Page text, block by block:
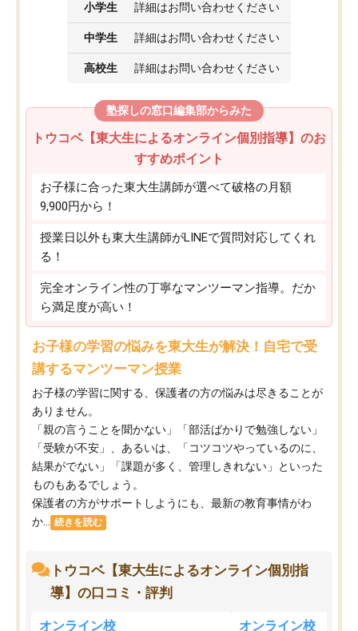
小学生 詳細はお問い合わせください
中学生 詳細はお問い合わせください
高校生 詳細はお問い合わせください
塾探しの窓口編集部からみた
トウコベ【東大生によるオンライン個別指導】のお
すすめポイント
お子様に合った東大生講師が選べて破格の月額
9,900円から！
授業日以外も東大生講師がLINEで質問対応してくれ
る！
完全オンライン性の丁寧なマンツーマン指導。だか
ら満足度が高い！
お子様の学習の悩みを東大生が解決！自宅で受
講するマンツーマン授業
お子様の学習に関する、保護者の方の悩みは尽きることが
ありません。
「親の言うことを聞かない」「部活ばかりで勉強しない」
「受験が不安」、あるいは、「コツコツやっているのに、
結果がでない」「課題が多く、管理しきれない」といった
ものもあるでしょう。
保護者の方がサポートしようにも、最新の教育事情がわ
か...
続きを読む
トウコベ【東大生によるオンライン個別指
導】の口コミ・評判
オンライン校 オンライン校